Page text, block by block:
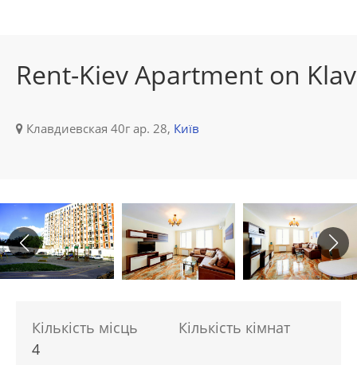
Rent-Kiev Apartment on
Клавдиевская 40г ap. 28, Київ
Кількість місць
4
Кількість кімнат